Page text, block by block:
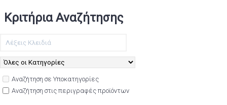
Κριτήρια Αναζήτησης
Αναζήτηση σε Υποκατηγορίες
Αναζήτηση στις περιγραφές προϊόντων